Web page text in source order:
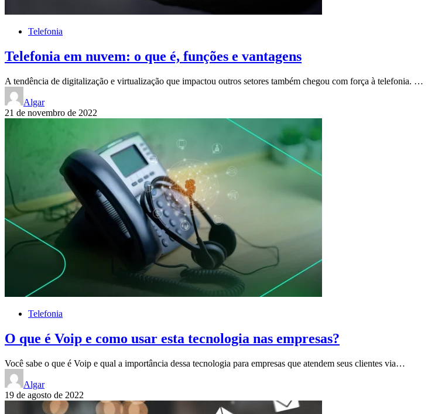
Telefonia
Telefonia em nuvem: o que é, funções e vantagens
A tendência de digitalização e virtualização que impactou outros setores também chegou com força à telefonia. …
Algar
21 de novembro de 2022
Telefonia
O que é Voip e como usar esta tecnologia nas empresas?
Você sabe o que é Voip e qual a importância dessa tecnologia para empresas que atendem seus clientes via…
Algar
19 de agosto de 2022